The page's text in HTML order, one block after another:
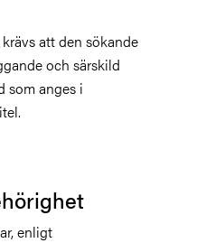
att den sökande
och särskild
som anges i
enligt